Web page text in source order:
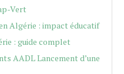
Vert
Algérie : impact éducatif
: guide complet
AADL Lancement d’une